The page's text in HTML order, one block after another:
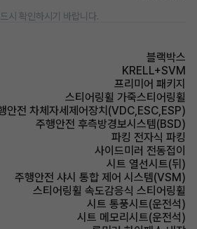
시 확인하시기 바랍니다.
블랙박스
KRELL+SVM
프리미어 패키지
스티어링휠 가죽스티어링휠
안전 차체자세제어장치(VDC,ESC,ESP)
주행안전 후측방경보시스템(BSD)
파킹 전자식 파킹
사이드미러 전동접이
시트 열선시트(뒤)
주행안전 샤시 통합 제어 시스템(VSM)
스티어링휠 속도감응식 스티어링휠
시트 통풍시트(운전석)
시트 메모리시트(운전석)